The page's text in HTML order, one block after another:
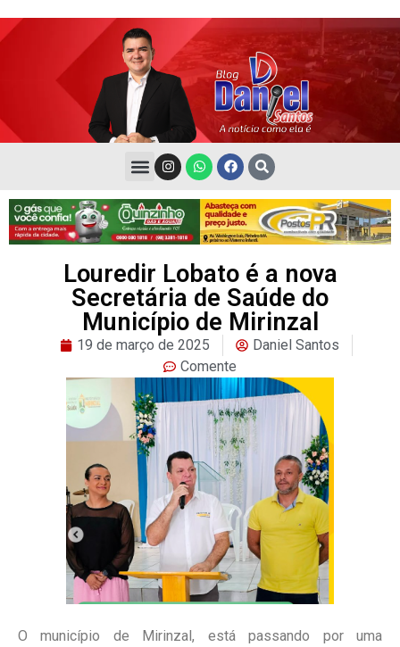
Louredir Lobato é a nova
Secretária de Saúde do
Município de Mirinzal
19 de março de 2025
Daniel Santos
Comente
O município de Mirinzal, está passando por uma